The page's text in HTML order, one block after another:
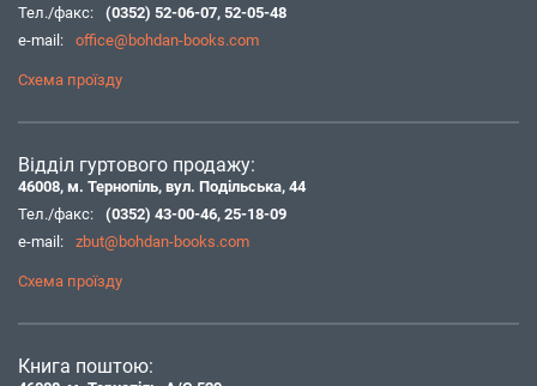
Тел./факс:
(0352) 52-06-07, 52-05-48
e-mail:
office@bohdan-books.com
Схема проїзду
Відділ гуртового продажу:
46008, м. Тернопіль, вул. Подільська, 44
Тел./факс:
(0352) 43-00-46, 25-18-09
e-mail:
zbut@bohdan-books.com
Схема проїзду
Книга поштою: